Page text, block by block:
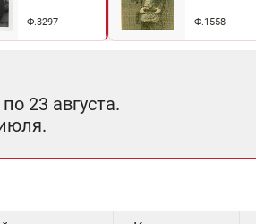
Ф.3297 Ф.1558
23 августа.